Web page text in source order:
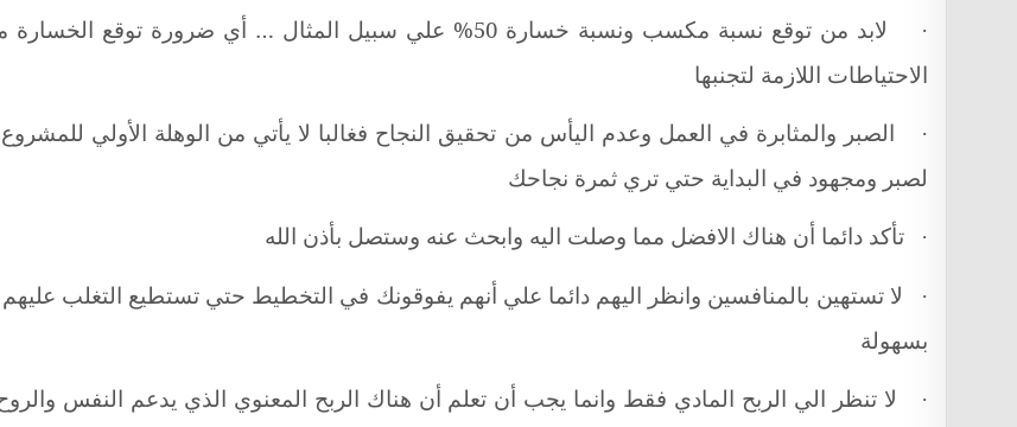
·
لابد من توقع نسبة مكسب ونسبة خسارة 50% علي سبيل المثال … أي ضرورة توقع
الاحتياطات اللازمة لتجنبها
·
الصبر والمثابرة في العمل وعدم اليأس من تحقيق النجاح فغالبا لا يأتي من الوهلة الأولي للمشروع
لصبر ومجهود في البداية حتي تري ثمرة نجاحك
· تأكد دائما أن هناك الافضل مما وصلت اليه وابحث عنه وستصل بأذن الله
·
لا تستهين بالمنافسين وانظر اليهم دائما علي أنهم يفوقونك في التخطيط حتي تستطيع التغلب
بسهولة
·
لا تنظر الي الربح المادي فقط وانما يجب أن تعلم أن هناك الربح المعنوي الذي يدعم النفس